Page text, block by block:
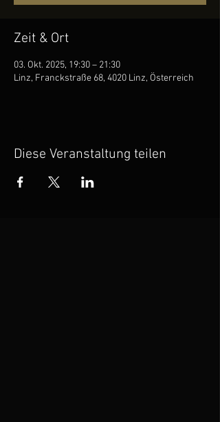
Zeit & Ort
03. Okt. 2025, 19:30 – 21:30
Linz, Franckstraße 68, 4020 Linz, Österreich
Diese Veranstaltung teilen